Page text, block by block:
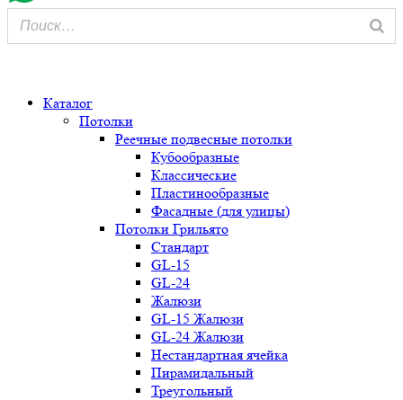
Каталог
Потолки
Реечные подвесные потолки
Кубообразные
Классические
Пластинообразные
Фасадные (для улицы)
Потолки Грильято
Стандарт
GL-15
GL-24
Жалюзи
GL-15 Жалюзи
GL-24 Жалюзи
Нестандартная ячейка
Пирамидальный
Треугольный